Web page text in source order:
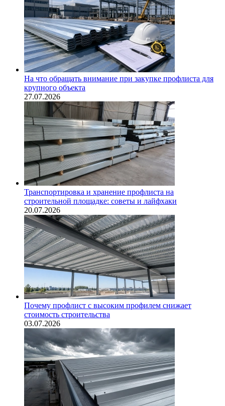
На что обращать внимание при закупке профлиста для
крупного объекта
27.07.2026
Транспортировка и хранение профлиста на
строительной площадке: советы и лайфхаки
20.07.2026
Почему профлист с высоким профилем снижает
стоимость строительства
03.07.2026